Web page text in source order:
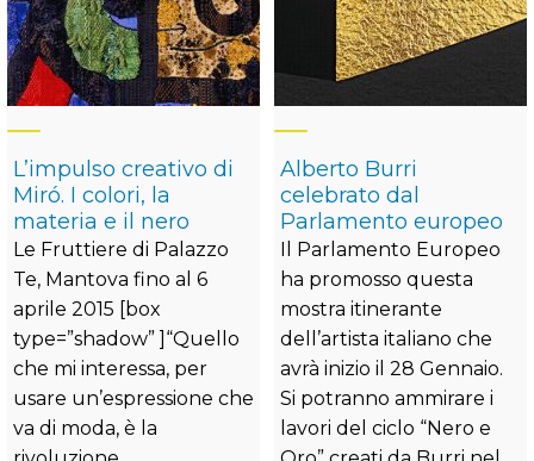
L’impulso creativo di
Miró. I colori, la
materia e il nero
Le Fruttiere di Palazzo
Te, Mantova fino al 6
aprile 2015 [box
type=”shadow” ]“Quello
che mi interessa, per
usare un’espressione che
va di moda, è la
Alberto Burri
celebrato dal
Parlamento europeo
Il Parlamento Europeo
ha promosso questa
mostra itinerante
dell’artista italiano che
avrà inizio il 28 Gennaio.
Si potranno ammirare i
lavori del ciclo “Nero e